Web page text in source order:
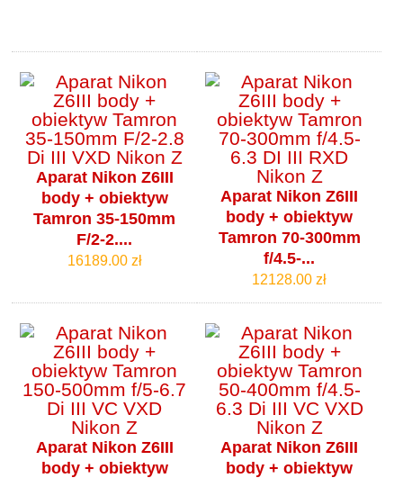
Aparat Nikon Z6III
body + obiektyw
Tamron 35-150mm
F/2-2....
16189.00 zł
Aparat Nikon Z6III
body + obiektyw
Tamron 70-300mm
f/4.5-...
12128.00 zł
Aparat Nikon Z6III
body + obiektyw
Aparat Nikon Z6III
body + obiektyw